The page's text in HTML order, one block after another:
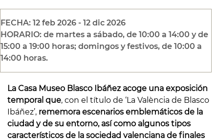
FECHA: 12 feb 2026 - 12 dic 2026
HORARIO: de martes a sábado, de 10:00 a 14:00 y de
15:00 a 19:00 horas; domingos y festivos, de 10:00 a
14:00 horas.
La Casa Museo Blasco Ibáñez acoge una exposición
temporal que, con el título de ‘La València de Blasco
Ibáñez’, rememora escenarios emblemáticos de la
ciudad y de su entorno, así como algunos tipos
característicos de la sociedad valenciana de finales